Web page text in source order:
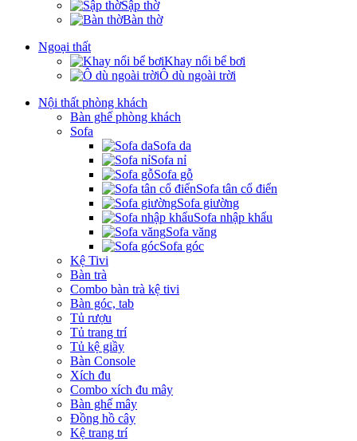
Sập thờ
Bàn thờ
Ngoại thất
Khay nổi bể bơi
Ô dù ngoài trời
Nội thất phòng khách
Bàn ghế phòng khách
Sofa
Sofa da
Sofa nỉ
Sofa gỗ
Sofa tân cổ điển
Sofa giường
Sofa nhập khẩu
Sofa văng
Sofa góc
Kệ Tivi
Bàn trà
Combo bàn trà kệ tivi
Bàn góc, tab
Tủ rượu
Tủ trang trí
Tủ kệ giầy
Bàn Console
Xích đu
Combo xích đu mây
Bàn ghế mây
Đồng hồ cây
Kệ trang trí